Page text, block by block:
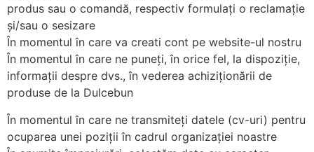
produs sau o comandă, respectiv formulați o reclamație
și/sau o sesizare
În momentul în care va creati cont pe website-ul nostru
În momentul în care ne puneți, în orice fel, la dispoziție,
informații despre dvs., în vederea achiziționării de
produse de la Dulcebun
În momentul în care ne transmiteți datele (cv-uri) pentru
ocuparea unei poziții în cadrul organizației noastre